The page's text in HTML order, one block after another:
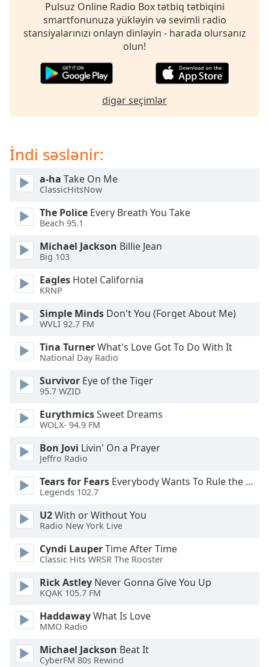
subtitles
settings
dialog
selected
Picture
modal
Beginning
dialog
Escape
cancel
window.
Background
Color
Opacity
Caption
Area
Background
Pulsuz Online Radio Box tətbiq tətbiqini
smartfonunuza yükləyin və sevimli radio
stansiyalarınızı onlayn dinləyin - harada olursanız
olun!
digər seçimlər
İndi səslənir:
a-ha Take On Me
ClassicHitsNow
The Police Every Breath You Take
Beach 95.1
Michael Jackson Billie Jean
Big 103
Eagles Hotel California
KRNP
Simple Minds Don't You (Forget About Me)
WVLI 92.7 FM
Tina TurnerWhat's Love Got To Do With It
National Day Radio
Survivor Eye of the Tiger
95.7 WZID
EurythmicsSweet Dreams
WOLX- 94.9 FM
Bon Jovi Livin' On a Prayer
Jeffro Radio
Tears for Fears Everybody Wants To Rule the World
Legends 102.7
U2With or Without You
Radio New York Live
Cyndi LauperTime After Time
Classic Hits WRSR The Rooster
Rick Astley Never Gonna Give You Up
KQAK 105.7 FM
HaddawayWhat Is Love
MMO Radio
Michael Jackson Beat It
CyberFM 80s Rewind